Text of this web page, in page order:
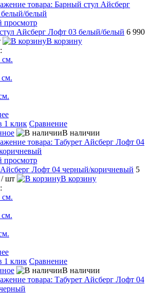
просмотр
Айсберг Лофт 03 белый/белый 6 990
В корзину
1 клик Сравнение
В наличии
просмотр
Айсберг Лофт 04 черный/коричневый 5
/ шт
В корзину
1 клик Сравнение
В наличии